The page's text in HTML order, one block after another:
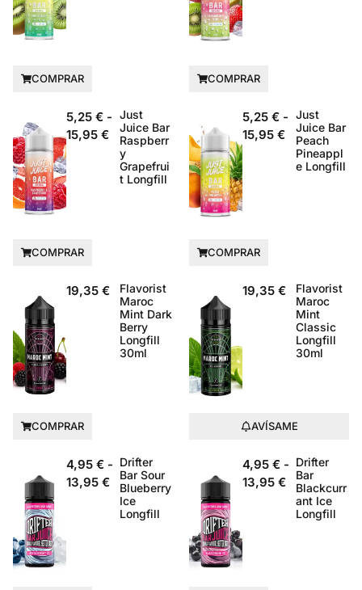
COMPRAR COMPRAR
5,25 € -
15,95 €
Just
Juice Bar
Raspberr
y
Grapefrui
t Longfill
COMPRAR
5,25 € -
15,95 €
Just
Juice Bar
Peach
Pineappl
e Longfill
COMPRAR
19,35 €
Flavorist
Maroc
Mint Dark
Berry
Longfill
30ml
COMPRAR
19,35 €
Flavorist
Maroc
Mint
Classic
Longfill
30ml
AVÍSAME
4,95 € -
13,95 €
Drifter
Bar Sour
Blueberry
Ice
Longfill
4,95 € -
13,95 €
Drifter
Bar
Blackcurr
ant Ice
Longfill